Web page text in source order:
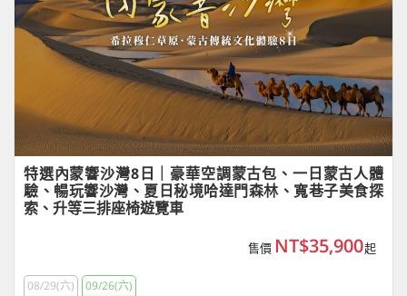
特選內蒙響沙灣8日｜豪華空調蒙古包、一日蒙古人體
驗、暢玩響沙灣、夏日秘境哈達門森林、寬巷子美食探
索、升等三排座椅遊覽車
售價 NT$35,900起
08/29(六)
09/26(六)